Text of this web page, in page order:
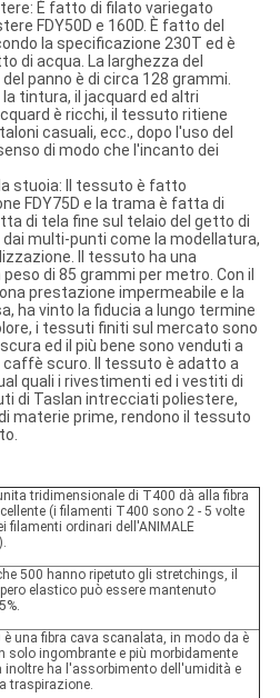
È fatto di filato variegato
FDY50D e 160D. È fatto del
la specificazione 230T ed è
di acqua. La larghezza del
panno è di circa 128 grammi.
tintura, il jacquard ed altri
è ricchi, il tessuto ritiene
casuali, ecc., dopo l'uso del
di modo che l'incanto dei
stuoia: Il tessuto è fatto
FDY75D e la trama è fatta di
di tela fine sul telaio del getto di
multi-punti come la modellatura,
Il tessuto ha una
di 85 grammi per metro. Con il
prestazione impermeabile e la
ha vinto la fiducia a lungo termine
i tessuti finiti sul mercato sono
ed il più bene sono venduti a
caffè scuro. Il tessuto è adatto a
quali i rivestimenti ed i vestiti di
di Taslan intrecciati poliestere,
materie prime, rendono il tessuto
tridimensionale di T400 dà alla fibra
(i filamenti T400 sono 2 - 5 volte
filamenti ordinari dell'ANIMALE
500 hanno ripetuto gli stretchings, il
elastico può essere mantenuto
è una fibra cava scanalata, in modo da è
solo ingombrante e più morbidamente
inoltre ha l'assorbimento dell'umidità e
traspirazione.